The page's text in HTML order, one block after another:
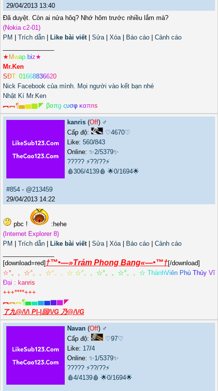
29/04/2013 13:40
Đã duyệt. Còn ai nửa hôq? Nhớ hôm trước nhiều lắm mà?
(Nokia c2-01)
PM
Trích dẫn Like bài viết| Sửa| Xóa| Báo cáo
Cảnh cáo
★ Mwap. biz★
Mr.Ken
SĐT: 01668836620
Nick Facebook của mình. Mọi người vào kết bạn nhé
Nhật Kí Mr.Ken
︻︻¶▅▆▇◤ βαπg ςυσφ καπrιs
kanris (Off) ♂️
Cấp độ:
♡4670♡
Like: 560/843
Online: ✨2/5379✨
????? ⚡??/??⚡
🩸306/4139🩸 🌟0/1694🌟
#854 - @213459
29/04/2013 14:22
pbc !
:hehe
(Internet Explorer 8)
PM
Trích dẫn Like bài viết| Sửa| Xóa| Báo cáo
Cảnh cáo
[download=red] †™•—»Trảm Phong Bang«—•™†[/download]
☆°。 。 ☆°。 。 ☆°。 。 ☆ ☆°。 。 ☆°。 。 ☆°。 。 ☆ ThànhViên P hù Thủy Vĩ
Đại : kanris
+++****+++
︻︻︻¶▅▅▆▆▇▇◤
了九@/\/\ P|-|回/\/G 乃@/\/G
Navan (Off) ♂️
Cấp độ:
♡97♡
Like: 17/4
Online: ✨1/5379✨
????? ⚡??/??⚡
🩸4/4139🩸 🌟0/1694🌟